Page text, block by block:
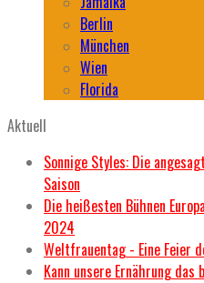
Berlin
München
Wien
Florida
Aktuell
Sonnige Styles: Die
Saison
Die heißesten Bühnen
2024
Weltfrauentag - Eine Feier
Kann unsere Ernährung